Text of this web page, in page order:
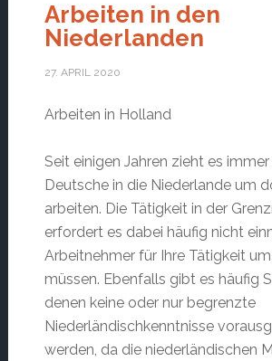
Arbeiten in den
Niederlanden
27. APRIL 2020
Arbeiten in Holland
Seit einigen Jahren zieht es
Deutsche in die Niederlande um
arbeiten. Die Tätigkeit in der
erfordert es dabei häufig nicht
Arbeitnehmer für Ihre Tätigkeit
müssen. Ebenfalls gibt es häufig
denen keine oder nur begrenzte
Niederländischkenntnisse
werden, da die niederländischen